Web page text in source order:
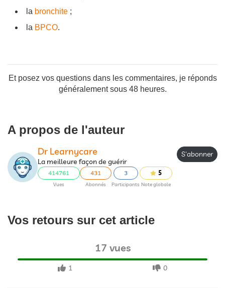
la bronchite ;
la BPCO.
Et posez vos questions dans les commentaires, je réponds
généralement sous 48 heures.
A propos de l'auteur
Dr Learnycare
La meilleure façon de guérir
414761
Vues
431
Abonnés
3
Participants
5
Note globale
S'abonner
Vos retours sur cet article
17 vues
1 0